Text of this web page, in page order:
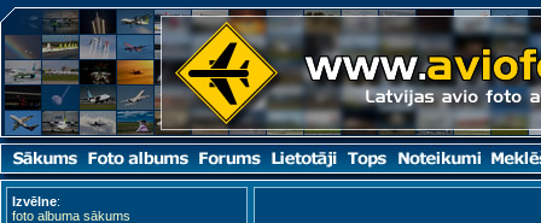
Izvēlne:
foto albuma sākums